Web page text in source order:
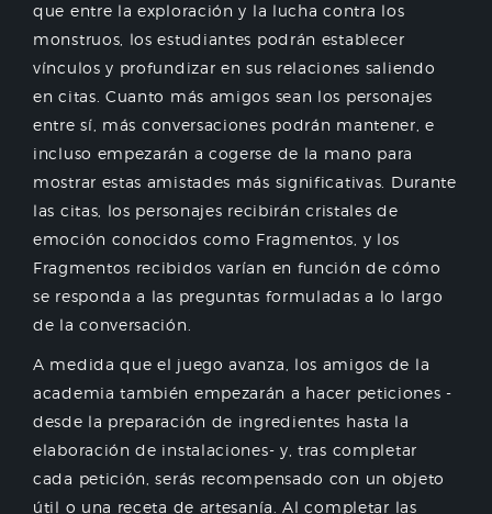
que entre la exploración y la lucha contra los
monstruos, los estudiantes podrán establecer
vínculos y profundizar en sus relaciones saliendo
en citas. Cuanto más amigos sean los personajes
entre sí, más conversaciones podrán mantener, e
incluso empezarán a cogerse de la mano para
mostrar estas amistades más significativas. Durante
las citas, los personajes recibirán cristales de
emoción conocidos como Fragmentos, y los
Fragmentos recibidos varían en función de cómo
se responda a las preguntas formuladas a lo largo
de la conversación.
A medida que el juego avanza, los amigos de la
academia también empezarán a hacer peticiones -
desde la preparación de ingredientes hasta la
elaboración de instalaciones- y, tras completar
cada petición, serás recompensado con un objeto
útil o una receta de artesanía. Al completar las